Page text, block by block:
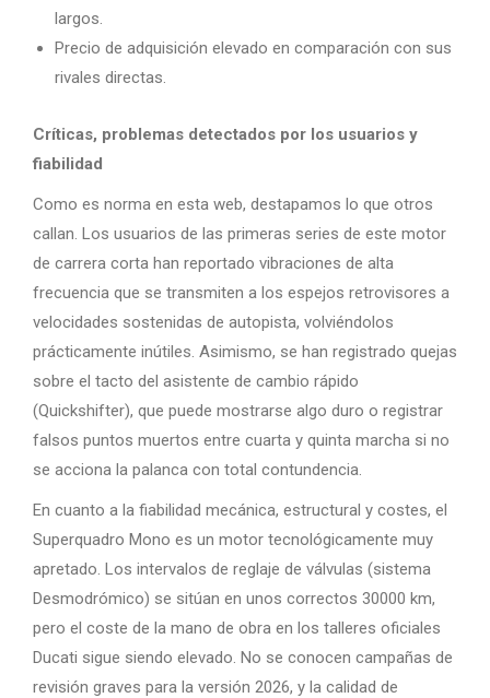
largos.
Precio de adquisición elevado en comparación con sus
rivales directas.
Críticas, problemas detectados por los usuarios y
fiabilidad
Como es norma en esta web, destapamos lo que otros
callan. Los usuarios de las primeras series de este motor
de carrera corta han reportado vibraciones de alta
frecuencia que se transmiten a los espejos retrovisores a
velocidades sostenidas de autopista, volviéndolos
prácticamente inútiles. Asimismo, se han registrado quejas
sobre el tacto del asistente de cambio rápido
(Quickshifter), que puede mostrarse algo duro o registrar
falsos puntos muertos entre cuarta y quinta marcha si no
se acciona la palanca con total contundencia.
En cuanto a la fiabilidad mecánica, estructural y costes, el
Superquadro Mono es un motor tecnológicamente muy
apretado. Los intervalos de reglaje de válvulas (sistema
Desmodrómico) se sitúan en unos correctos 30000 km,
pero el coste de la mano de obra en los talleres oficiales
Ducati sigue siendo elevado. No se conocen campañas de
revisión graves para la versión 2026, y la calidad de